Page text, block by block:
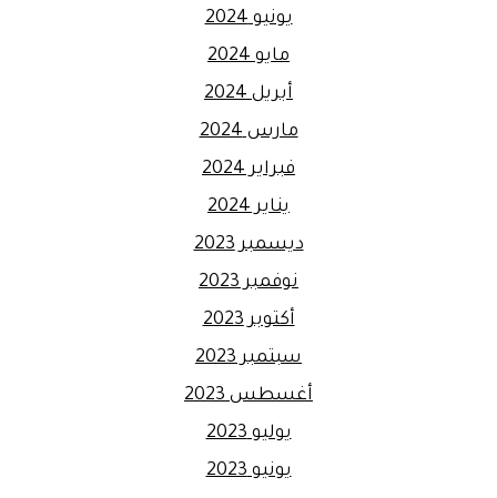
يونيو 2024
مايو 2024
أبريل 2024
مارس 2024
فبراير 2024
يناير 2024
ديسمبر 2023
نوفمبر 2023
أكتوبر 2023
سبتمبر 2023
أغسطس 2023
يوليو 2023
يونيو 2023